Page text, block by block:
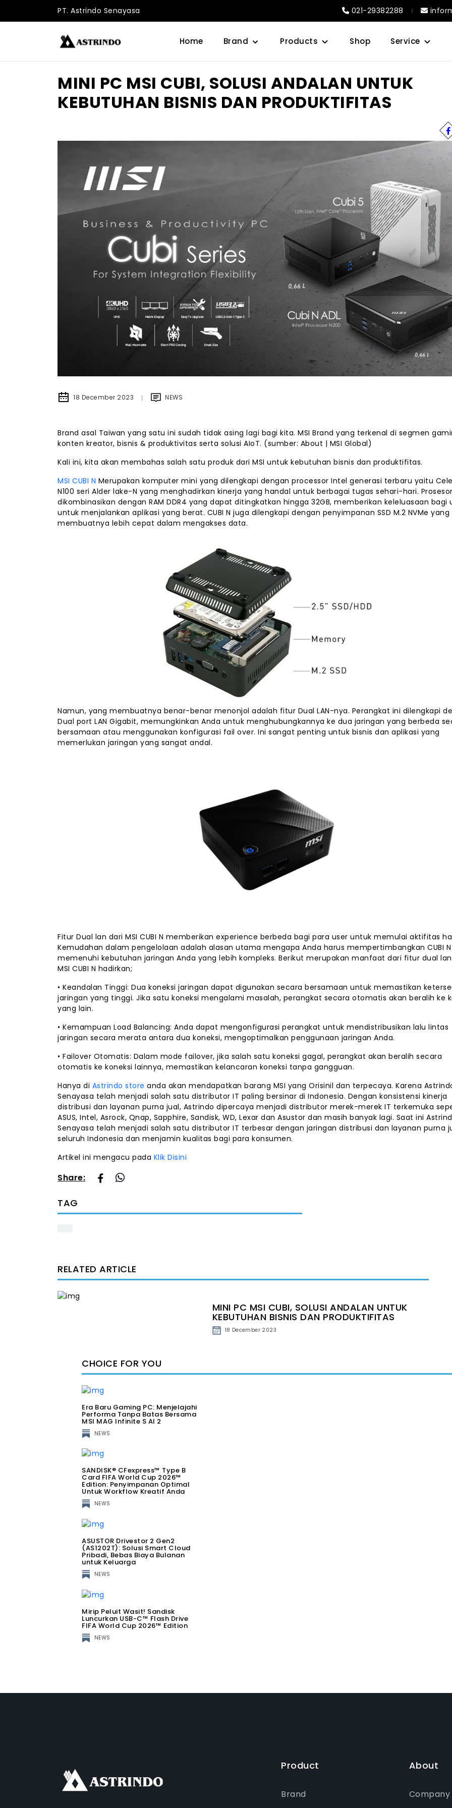
PT. Astrindo Senayasa 021-29382288
Home Brand Products Shop Service
MINI PC MSI CUBI, SOLUSI ANDALAN UNTUK
KEBUTUHAN BISNIS DAN PRODUKTIFITAS
18 December 2023 NEWS
Brand asal Taiwan yang satu ini sudah tidak asing lagi bagi kita. MSI Brand yang terkenal di segmen
konten kreator, bisnis & produktivitas serta solusi AIoT. (sumber: About | MSI Global)
Kali ini, kita akan membahas salah satu produk dari MSI untuk kebutuhan bisnis dan produktifitas.
MSI CUBI N Merupakan komputer mini yang dilengkapi dengan processor Intel generasi terbaru yaitu
N100 seri Alder lake-N yang menghadirkan kinerja yang handal untuk berbagai tugas sehari-hari.
dikombinasikan dengan RAM DDR4 yang dapat ditingkatkan hingga 32GB, memberikan keleluasaan bagi
untuk menjalankan aplikasi yang berat. CUBI N juga dilengkapi dengan penyimpanan SSD M.2 NVMe yang
membuatnya lebih cepat dalam mengakses data.
Namun, yang membuatnya benar-benar menonjol adalah fitur Dual LAN-nya. Perangkat ini dilengkapi
Dual port LAN Gigabit, memungkinkan Anda untuk menghubungkannya ke dua jaringan yang berbeda
bersamaan atau menggunakan konfigurasi fail over. Ini sangat penting untuk bisnis dan aplikasi yang
memerlukan jaringan yang sangat andal.
Fitur Dual lan dari MSI CUBI N memberikan experience berbeda bagi para user untuk memulai aktifitas
Kemudahan dalam pengelolaan adalah alasan utama mengapa Anda harus mempertimbangkan CUBI
memenuhi kebutuhan jaringan Anda yang lebih kompleks. Berikut merupakan manfaat dari fitur dual
MSI CUBI N hadirkan;
• Keandalan Tinggi: Dua koneksi jaringan dapat digunakan secara bersamaan untuk memastikan
jaringan yang tinggi. Jika satu koneksi mengalami masalah, perangkat secara otomatis akan beralih ke
yang lain.
• Kemampuan Load Balancing: Anda dapat mengonfigurasi perangkat untuk mendistribusikan lalu lintas
jaringan secara merata antara dua koneksi, mengoptimalkan penggunaan jaringan Anda.
• Failover Otomatis: Dalam mode failover, jika salah satu koneksi gagal, perangkat akan beralih secara
otomatis ke koneksi lainnya, memastikan kelancaran koneksi tanpa gangguan.
Hanya di Astrindo store anda akan mendapatkan barang MSI yang Orisinil dan terpecaya. Karena
Senayasa telah menjadi salah satu distributor IT paling bersinar di Indonesia. Dengan konsistensi kinerja
distribusi dan layanan purna jual, Astrindo dipercaya menjadi distributor merek-merek IT terkemuka
ASUS, Intel, Asrock, Qnap, Sapphire, Sandisk, WD, Lexar dan Asustor dan masih banyak lagi. Saat ini
Senayasa telah menjadi salah satu distributor IT terbesar dengan jaringan distribusi dan layanan purna
seluruh Indonesia dan menjamin kualitas bagi para konsumen.
Artikel ini mengacu pada Klik Disini
Share:
TAG
RELATED ARTICLE
MINI PC MSI CUBI, SOLUSI ANDALAN UNTUK
KEBUTUHAN BISNIS DAN PRODUKTIFITAS
18 December 2023
CHOICE FOR YOU
Era Baru Gaming PC: Menjelajahi
Performa Tanpa Batas Bersama
MSI MAG Infinite S AI 2
NEWS
SANDISK® CFexpress™ Type B
Card FIFA World Cup 2026™
Edition: Penyimpanan Optimal
Untuk Workflow Kreatif Anda
NEWS
ASUSTOR Drivestor 2 Gen2
(AS1202T): Solusi Smart Cloud
Pribadi, Bebas Biaya Bulanan
untuk Keluarga
NEWS
Mirip Peluit Wasit! Sandisk
Luncurkan USB-C™ Flash Drive
FIFA World Cup 2026™ Edition
NEWS
Product
Brand
About
Company